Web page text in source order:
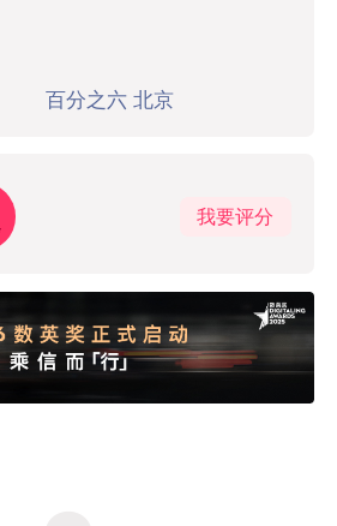
百分之六 北京
我要评分